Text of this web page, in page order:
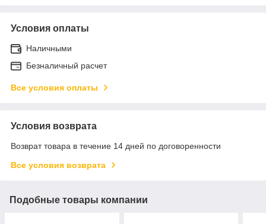
Условия оплаты
Наличными
Безналичный расчет
Все условия оплаты
Условия возврата
Возврат товара в течение 14 дней по договоренности
Все условия возврата
Подобные товары компании